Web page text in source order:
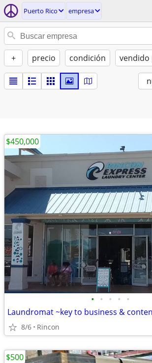
Puerto Rico empresa
+ precio condición vendido
• • • • •
Laundromat ~key to business &
8/6 Rincon
$450,000
$500